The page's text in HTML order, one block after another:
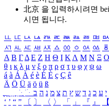
北京 을 입력하시려면
시면 됩니다.
ㅥ ㅦ ㅧ ㅨ ㅩ ㅪ ㅫ ㅬ ㅭ ㅮ ㅯ
ㅺ ㅻ ㅼ ㅽ ㅾ ㅿ ㆀ ㆁ ㆂ ㆃ ㆄ
Α Β ΓΔ Ε Ζ Η Θ Ι ΚΛ Μ Ν Ξ Ο
θ ι κ λ μ ν ξ ο π ρ σ τ υ φ χ ψ ω
á à Á À é è É È ç Ç ê
Ä Ö Ü ä ö ü ß
ִֶֹ ֻּ ׁׂ י ע כ ג ד ש ץ ת צ מ נ ה ב
‘ ’ “ ” 〔 〕 〈 〉 「 」 『 』 【